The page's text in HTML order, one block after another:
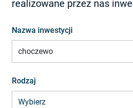
realizowane przez nas
Nazwa inwestycji
Rodzaj